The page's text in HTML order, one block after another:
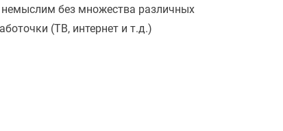
без множества различных
(ТВ, интернет и т.д.)